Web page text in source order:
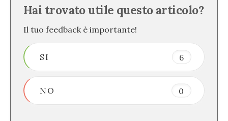
Hai trovato utile questo articolo?
Il tuo feedback è importante!
SI 6
NO 0